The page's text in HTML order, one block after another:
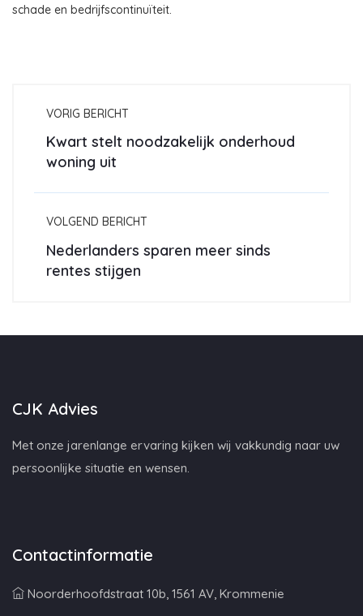
schade en bedrijfscontinuïteit.
VORIG BERICHT
Kwart stelt noodzakelijk onderhoud
woning uit
VOLGEND BERICHT
Nederlanders sparen meer sinds
rentes stijgen
CJK Advies
Met onze jarenlange ervaring kijken wij vakkundig naar uw
persoonlijke situatie en wensen.
Contactinformatie
Noorderhoofdstraat 10b, 1561 AV, Krommenie